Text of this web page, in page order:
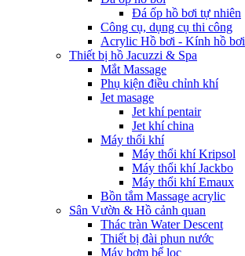
Đá ốp hồ bơi tự nhiên
Công cụ, dụng cụ thi công
Acrylic Hồ bơi - Kính hồ bơi
Thiết bị hồ Jacuzzi & Spa
Mắt Massage
Phụ kiện điều chỉnh khí
Jet masage
Jet khí pentair
Jet khí china
Máy thổi khí
Máy thổi khí Kripsol
Máy thổi khí Jackbo
Máy thổi khí Emaux
Bồn tắm Massage acrylic
Sân Vườn & Hồ cảnh quan
Thác tràn Water Descent
Thiết bị đài phun nước
Máy bơm bể lọc